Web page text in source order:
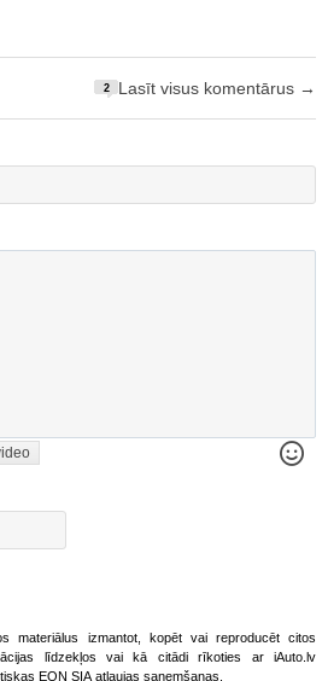
2 Lasīt visus komentārus →
materiālus izmantot, kopēt vai reproducēt citos
līdzekļos vai kā citādi rīkoties ar iAuto.lv
EON SIA atļaujas saņemšanas.